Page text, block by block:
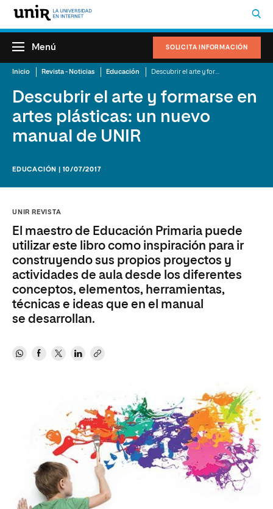
SOLICITA INFORMACIÓN
Menú
Inicio Revista - Noticias Educación
Descubrir el arte y formarse en
artes plásticas: un nuevo
manual de UNIR
EDUCACIÓN | 10/07/2017
UNIR REVISTA
El maestro de Educación Primaria puede
utilizar este libro como inspiración para ir
construyendo sus propios proyectos y
actividades de aula desde los diferentes
conceptos, elementos, herramientas,
técnicas e ideas que en el manual
se desarrollan.